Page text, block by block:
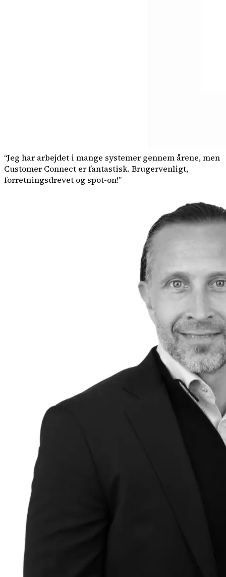
“Jeg har arbejdet i mange systemer gennem årene, men
Customer Connect er fantastisk. Brugervenligt,
forretningsdrevet og spot-on!”